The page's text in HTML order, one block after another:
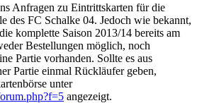
Anfragen zu Eintrittskarten für die
des FC Schalke 04. Jedoch wie bekannt,
komplette Saison 2013/14 bereits am
Bestellungen möglich, noch
Partie vorhanden. Sollte es aus
Partie einmal Rückläufer geben,
unter
angezeigt.